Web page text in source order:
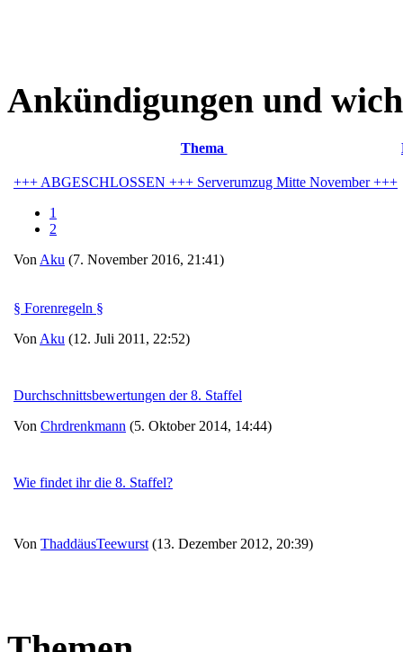
Ankündigungen und
Thema
+++ ABGESCHLOSSEN +++ Serverumzug Mitte November +++
1
2
Von Aku (7. November 2016, 21:41)
§ Forenregeln §
Von Aku (12. Juli 2011, 22:52)
Durchschnittsbewertungen der 8. Staffel
Von Chrdrenkmann (5. Oktober 2014, 14:44)
Wie findet ihr die 8. Staffel?
Von ThaddäusTeewurst (13. Dezember 2012, 20:39)